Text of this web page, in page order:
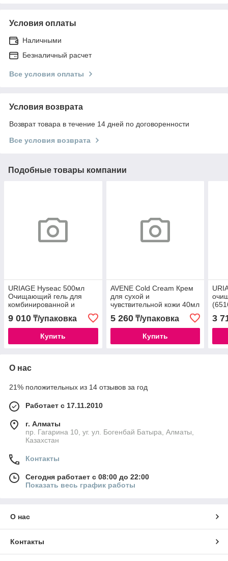
Условия оплаты
Наличными
Безналичный расчет
Все условия оплаты
Условия возврата
Возврат товара в течение 14 дней по договоренности
Все условия возврата
Подобные товары компании
URIAGE Hyseac 500мл
Очищающий гель для
комбинированной и
9 010 ₸/упаковка
Купить
AVENE Cold Cream Крем
для сухой и
чувствительной кожи 40мл
5 260₸/упаковка
Купить
3
О нас
21% положительных из 14 отзывов за год
Работает с 17.11.2010
г. Алматы
пр. Гагарина 10, уг. ул. Богенбай Батыра, Алматы,
Казахстан
Контакты
Сегодня работает с 08:00 до 22:00
Показать весь график работы
О нас
Контакты